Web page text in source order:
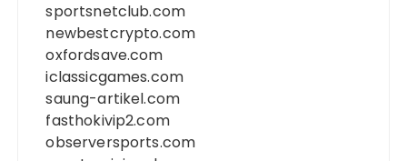
sportsnetclub.com
newbestcrypto.com
oxfordsave.com
iclassicgames.com
saung-artikel.com
fasthokivip2.com
observersports.com